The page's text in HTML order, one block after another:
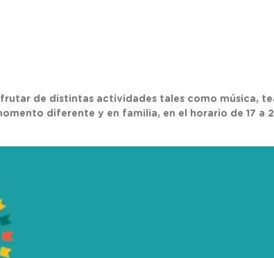
de distintas actividades tales como música,
diferente y en familia, en el horario de 17 a